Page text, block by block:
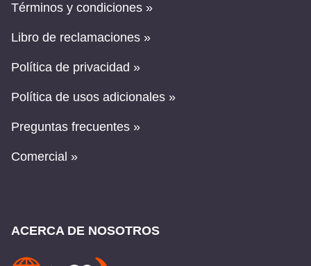
Términos y condiciones »
Libro de reclamaciones »
Política de privacidad »
Política de usos adicionales »
Preguntas frecuentes »
Comercial »
ACERCA DE NOSOTROS